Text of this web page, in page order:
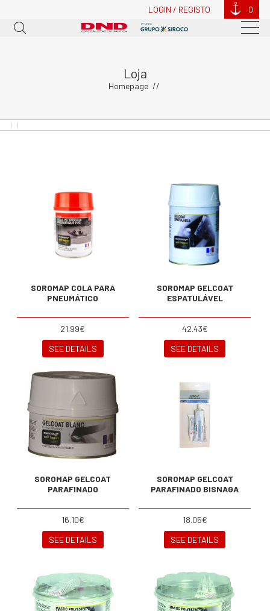
LOGIN / REGISTO 0
Loja
Homepage
SOROMAP COLA PARA
PNEUMÁTICO
21.99€
SEE DETAILS
SOROMAP GELCOAT
ESPATULÁVEL
42.43€
SEE DETAILS
SOROMAP GELCOAT
PARAFINADO
16.10€
SEE DETAILS
SOROMAP GELCOAT
PARAFINADO BISNAGA
18.05€
SEE DETAILS